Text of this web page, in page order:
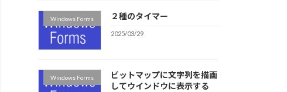
Windows Forms ２種のタイマー
2025/03/29
Windows Forms
ビットマップに文字列を描画
してウインドウに表示する